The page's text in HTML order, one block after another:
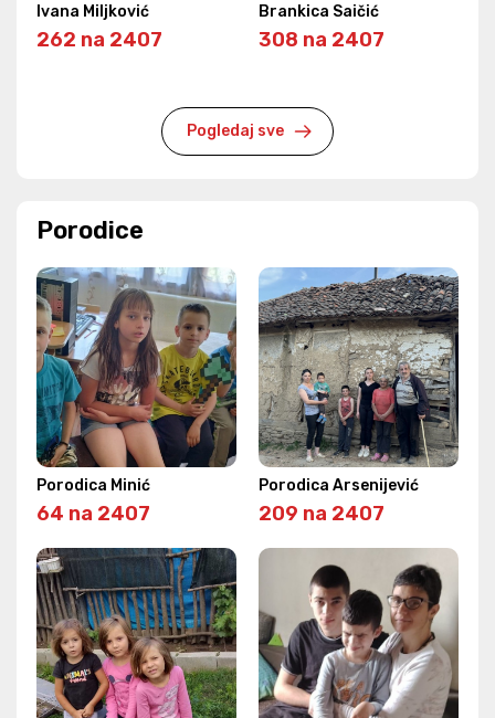
Ivana Miljković
262 na 2407
Brankica Saičić
308 na 2407
Pogledaj sve
Porodice
Porodica Minić
64 na 2407
Porodica Arsenijević
209 na 2407